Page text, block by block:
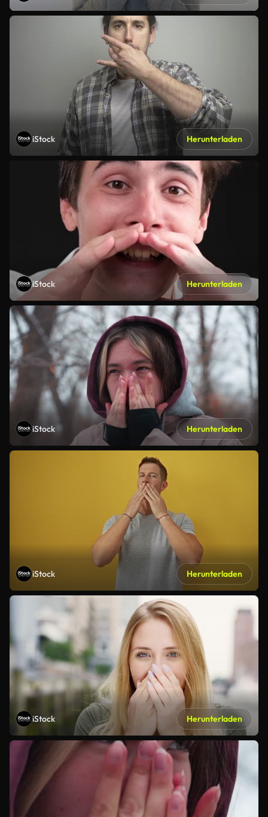
iStock Herunterladen
iStock Herunterladen
iStock Herunterladen
iStock Herunterladen
iStock Herunterladen